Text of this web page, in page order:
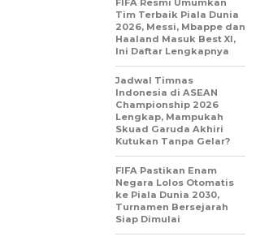
Tim Terbaik Piala Dunia
2026, Messi, Mbappe dan
Haaland Masuk Best XI,
Ini Daftar Lengkapnya
Jadwal Timnas
Indonesia di ASEAN
Championship 2026
Lengkap, Mampukah
Skuad Garuda Akhiri
Kutukan Tanpa Gelar?
FIFA Pastikan Enam
Negara Lolos Otomatis
ke Piala Dunia 2030,
Turnamen Bersejarah
Siap Dimulai